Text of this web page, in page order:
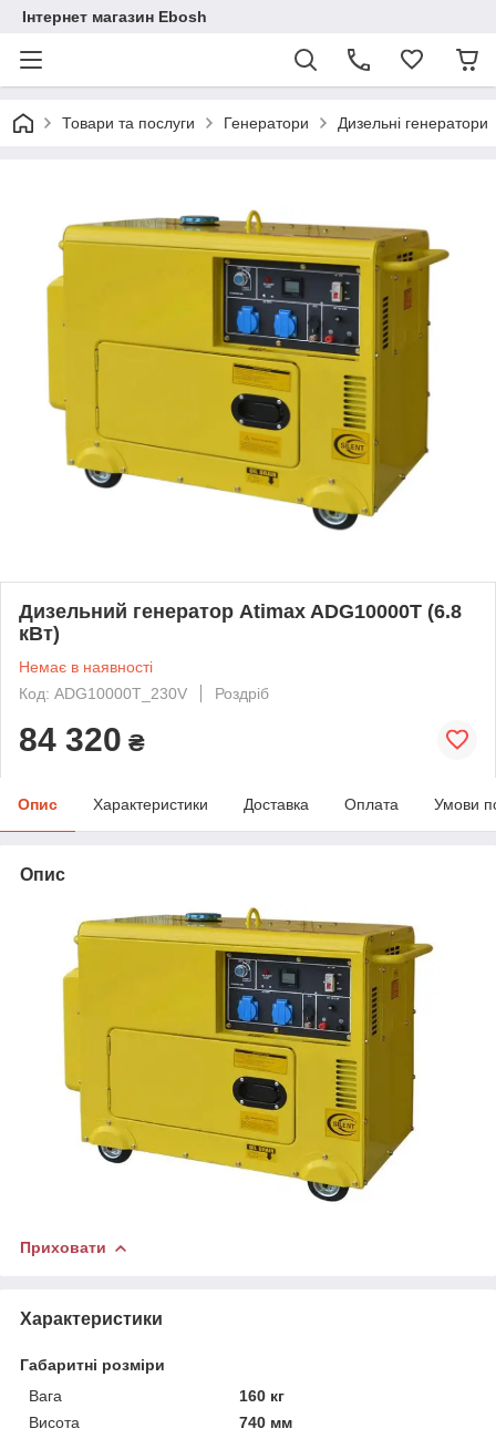
Інтернет магазин Ebosh
Товари та послуги Генератори Дизельні генератори
Дизельний генератор Atimax ADG10000T (6.8
кВт)
Немає в наявності
Код: ADG10000T_230V
Роздріб
84 320 ₴
Опис Характеристики Доставка Оплата Умови
Опис
Приховати
Характеристики
Габаритні розміри
Вага
160 кг
Висота
740 мм